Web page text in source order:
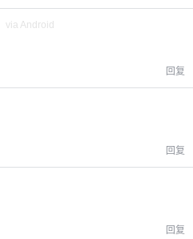
via Android
回复
回复
回复